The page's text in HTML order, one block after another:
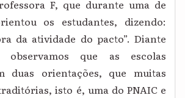
F, que durante uma de
os estudantes, dizendo:
da atividade do pacto”. Diante
observamos que as escolas
duas orientações, que muitas
isto é, uma do PNAIC e